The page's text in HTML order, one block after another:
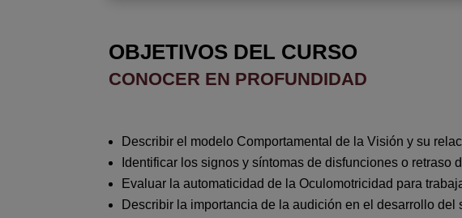
OBJETIVOS DEL CURSO
CONOCER EN PROFUNDIDAD
Describir el modelo Comportamental de la Visión y su
Identificar los signos y síntomas de disfunciones o
Evaluar la automaticidad de la Oculomotricidad para
Describir la importancia de la audición en el desarrollo del